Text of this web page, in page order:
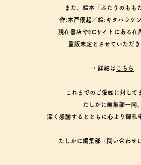
また、絵本「ふたりのもも
作:木戸優起／絵:キタハラケン
現在書店やECサイトにある在
重版未定とさせていただき
・詳細は こちら
これまでのご愛顧に対して
たしかに編集部一同、
深く感謝するとともに心より御礼
たしかに編集部（問い合わせ